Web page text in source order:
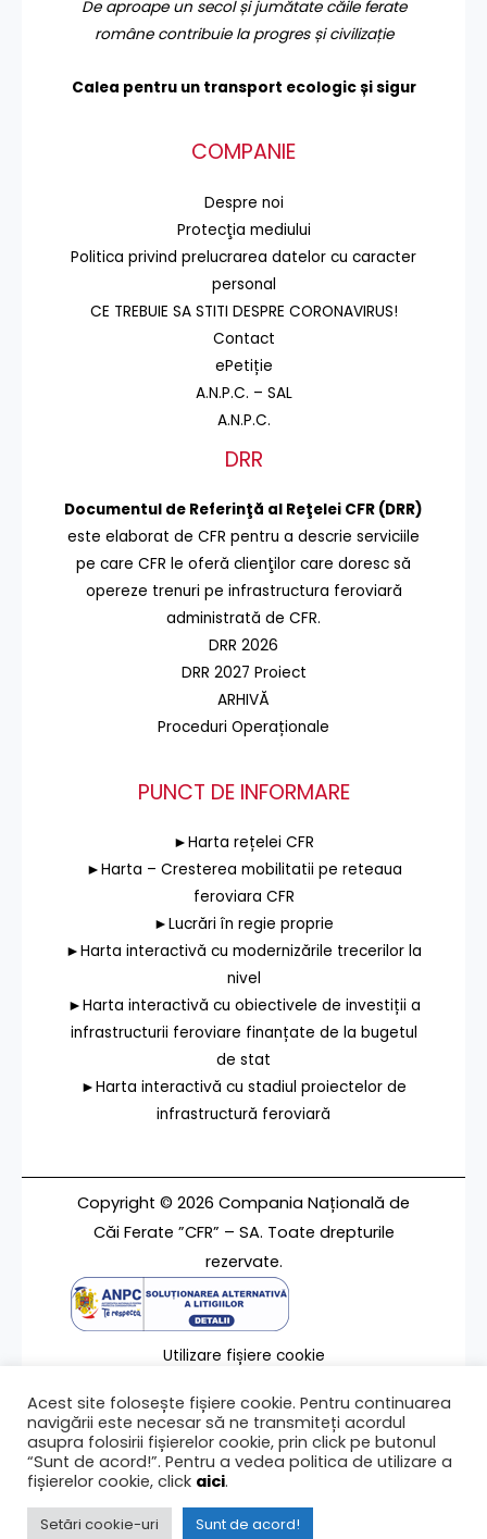
De aproape un secol și jumătate căile ferate
române contribuie la progres și civilizație
Calea pentru un transport ecologic și sigur
COMPANIE
Despre noi
Protecţia mediului
Politica privind prelucrarea datelor cu caracter
personal
CE TREBUIE SA STITI DESPRE CORONAVIRUS!
Contact
ePetiție
A.N.P.C. – SAL
A.N.P.C.
DRR
Documentul de Referinţă al Reţelei CFR (DRR)
este elaborat de CFR pentru a descrie serviciile
pe care CFR le oferă clienţilor care doresc să
opereze trenuri pe infrastructura feroviară
administrată de CFR.
DRR 2026
DRR 2027 Proiect
ARHIVĂ
Proceduri Operaționale
PUNCT DE INFORMARE
►Harta rețelei CFR
►Harta – Cresterea mobilitatii pe reteaua
feroviara CFR
►Lucrări în regie proprie
►Harta interactivă cu modernizările trecerilor la
nivel
►Harta interactivă cu obiectivele de investiții a
infrastructurii feroviare finanțate de la bugetul
de stat
►Harta interactivă cu stadiul proiectelor de
infrastructură feroviară
Copyright © 2026 Compania Națională de
Căi Ferate ”CFR” – SA. Toate drepturile
rezervate.
Utilizare fișiere cookie
Contact
Ultima modificare a paginii 17/01/2024
Acest site folosește fișiere cookie. Pentru continuarea
navigării este necesar să ne transmiteți acordul
asupra folosirii fișierelor cookie, prin click pe butonul
“Sunt de acord!”. Pentru a vedea politica de utilizare a
fișierelor cookie, click aici.
Setări cookie-uri Sunt de acord!